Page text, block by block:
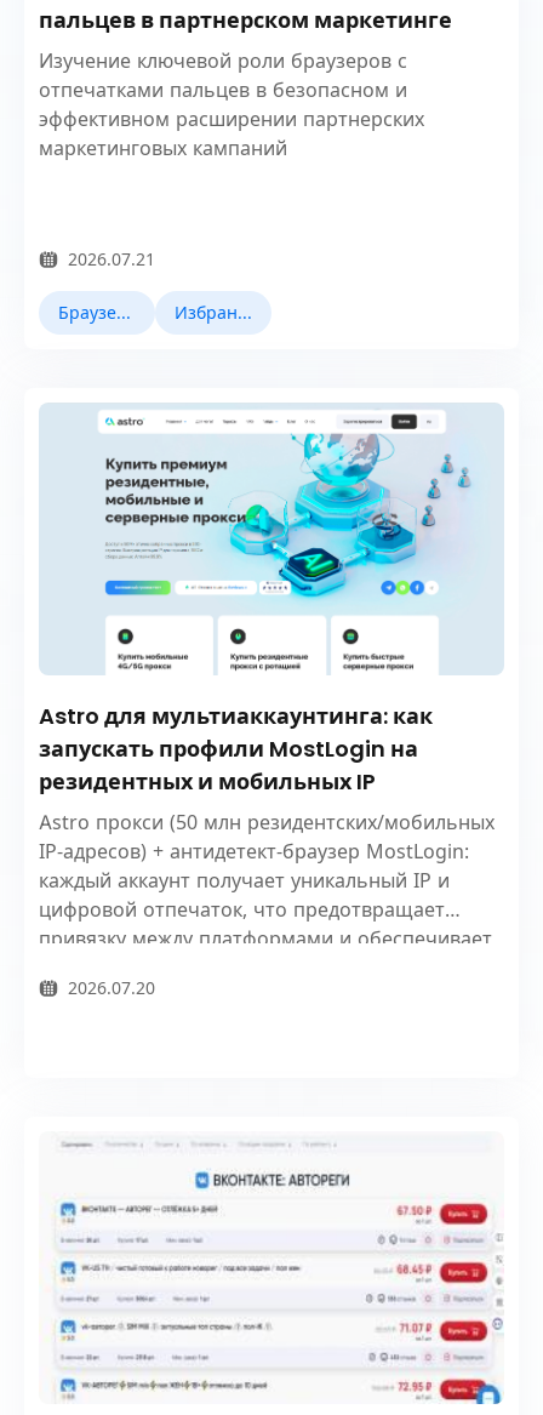
пальцев в партнерском маркетинге
Изучение ключевой роли браузеров с
отпечатками пальцев в безопасном и
эффективном расширении партнерских
маркетинговых кампаний
2026.07.21
Браузер Fingerprint Избранные новости
Astro для мультиаккаунтинга: как
запускать профили MostLogin на
резидентных и мобильных IP
Astro прокси (50 млн резидентских/мобильных
IP-адресов) + антидетект-браузер MostLogin:
каждый аккаунт получает уникальный IP и
цифровой отпечаток, что предотвращает
привязку между платформами и обеспечивает
2026.07.20